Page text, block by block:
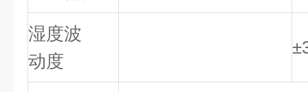
湿度波
动度